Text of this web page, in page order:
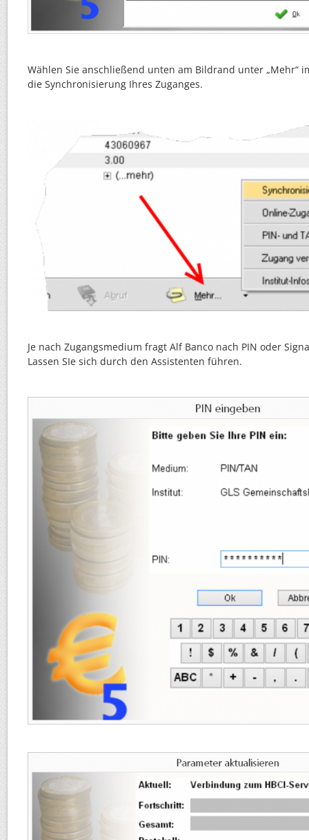
Wählen Sie anschließend unten am Bildrand unter „Mehr“
die Synchronisierung Ihres Zuganges.
Je nach Zugangsmedium fragt Alf Banco nach PIN oder
Lassen SIe sich durch den Assistenten führen.